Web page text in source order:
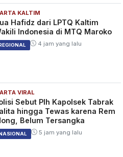
KALTIM
Hafidz dari LPTQ Kaltim
Indonesia di MTQ Maroko
4 jam yang lalu
VIRAL
Sebut Plh Kapolsek Tabrak
hingga Tewas karena Rem
Belum Tersangka
5 jam yang lalu